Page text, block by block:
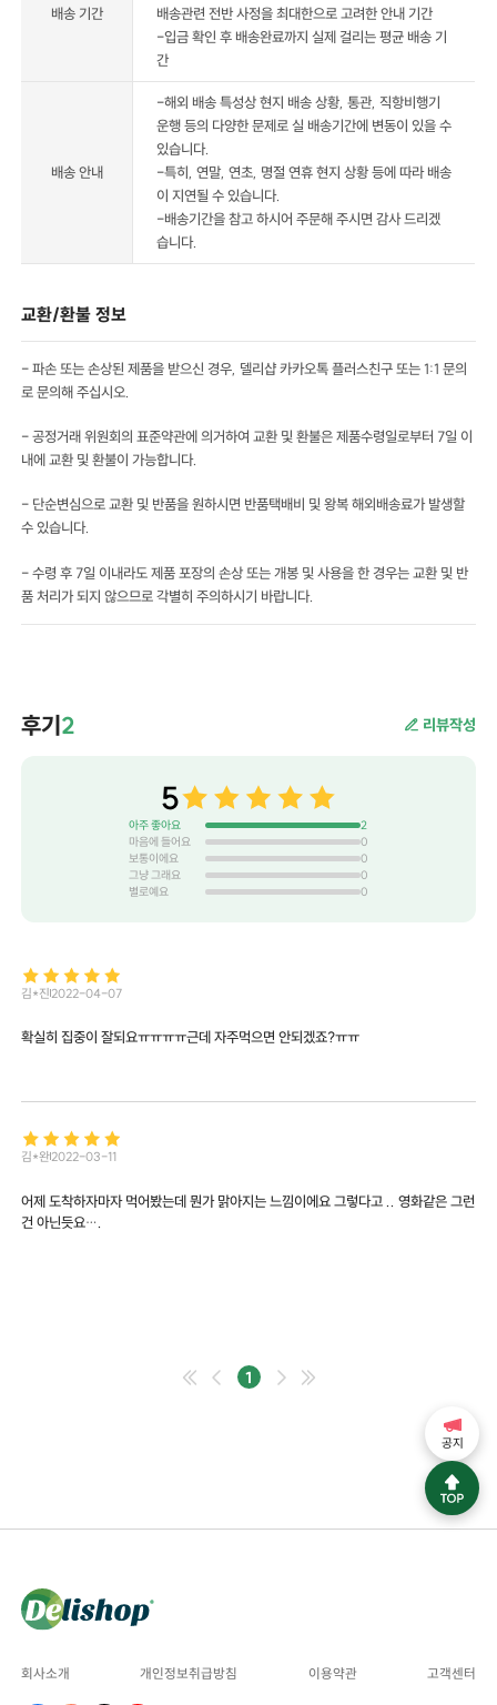
배송 기간
배송관련 전반 사정을 최대한으로 고려한 안내 기간
-입금 확인 후 배송완료까지 실제 걸리는 평균 배송 기
간
배송 안내
-해외 배송 특성상 현지 배송 상황, 통관, 직항비행기
운행 등의 다양한 문제로 실 배송기간에 변동이 있을 수
있습니다.
-특히, 연말, 연초, 명절 연휴 현지 상황 등에 따라 배송
이 지연될 수 있습니다.
-배송기간을 참고 하시어 주문해 주시면 감사 드리겠
습니다.
교환/환불 정보
- 파손 또는 손상된 제품을 받으신 경우, 델리샵 카카오톡 플러스친구 또는 1:1 문의
로 문의해 주십시오.
- 공정거래 위원회의 표준약관에 의거하여 교환 및 환불은 제품수령일로부터 7일 이
내에 교환 및 환불이 가능합니다.
- 단순변심으로 교환 및 반품을 원하시면 반품택배비 및 왕복 해외배송료가 발생할
수 있습니다.
- 수령 후 7일 이내라도 제품 포장의 손상 또는 개봉 및 사용을 한 경우는 교환 및 반
품 처리가 되지 않으므로 각별히 주의하시기 바랍니다.
후기2 리뷰작성
5
아주 좋아요
2
마음에 들어요
0
보통이에요
0
그냥 그래요
0
별로예요
0
김*진2022-04-07
확실히 집중이 잘되요ㅠㅠㅠㅠ근데 자주먹으면 안되겠죠?ㅠㅠ
김*완2022-03-11
어제 도착하자마자 먹어봤는데 뭔가 맑아지는 느낌이에요 그렇다고 .. 영화같은 그런
건 아닌듯요….
1
회사소개 개인정보취급방침 이용약관 고객센터
공지